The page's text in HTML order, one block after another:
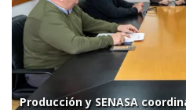
Producción y SENASA